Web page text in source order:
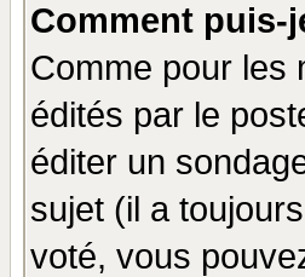
Comment puis-
Comme pour les
édités par le
éditer un
sujet (il a
voté, vous